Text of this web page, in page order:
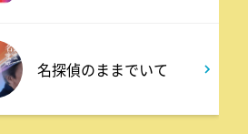
FRUITS ZIPPERのNEW
KAWAIIってしてよ?
名探偵のままでいて